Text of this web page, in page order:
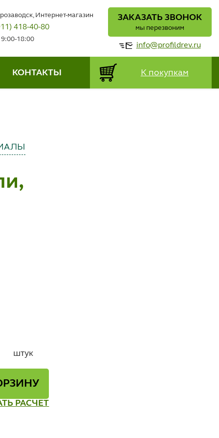
Интернет-магазин
418-40-80
9:00-18:00
ЗАКАЗАТЬ ЗВОНОК
мы перезвоним
info@profildrev.ru
КОНТАКТЫ К покупкам
штук
РАСЧЕТ